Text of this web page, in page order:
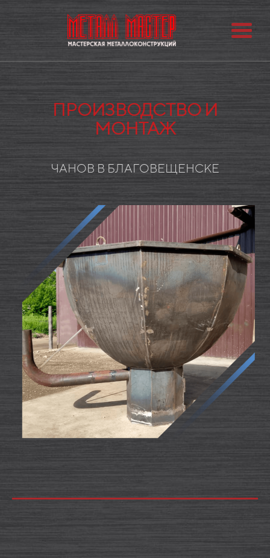
ПРОИЗВОДСТВО И
МОНТАЖ
ЧАНОВ В БЛАГОВЕЩЕНСКЕ